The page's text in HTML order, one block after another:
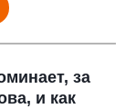
за
и как